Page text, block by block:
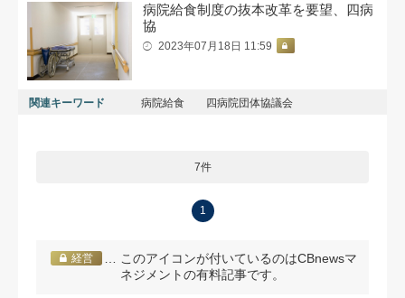
病院給食制度の抜本改革を要望、四病
協
2023年07月18日 11:59
関連キーワード 病院給食 四病院団体協議会
7件
1
経営
… このアイコンが付いているのはCBnewsマ
ネジメントの有料記事です。